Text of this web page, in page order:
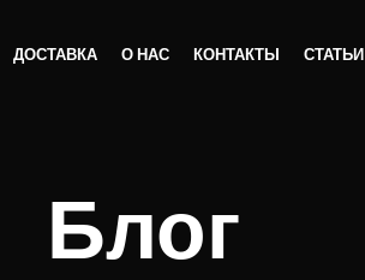
ДОСТАВКА О НАС КОНТАКТЫ СТАТЬИ
Блог